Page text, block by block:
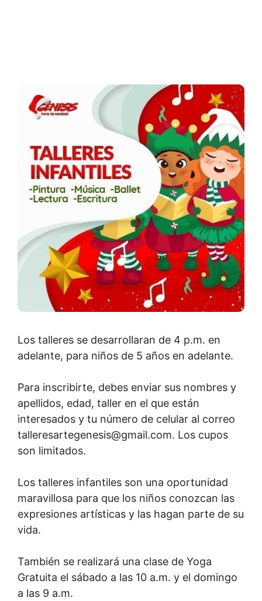
Los talleres se desarrollaran de 4 p.m. en
adelante, para niños de 5 años en adelante.
Para inscribirte, debes enviar sus nombres y
apellidos, edad, taller en el que están
interesados y tu número de celular al correo
talleresartegenesis@gmail.com. Los cupos
son limitados.
Los talleres infantiles son una oportunidad
maravillosa para que los niños conozcan las
expresiones artísticas y las hagan parte de su
vida.
También se realizará una clase de Yoga
Gratuita el sábado a las 10 a.m. y el domingo
a las 9 a.m.